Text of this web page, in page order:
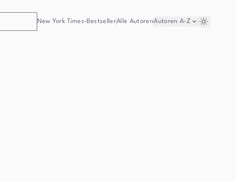
New York Times-BestsellerAlle AutorenAutoren A-Z